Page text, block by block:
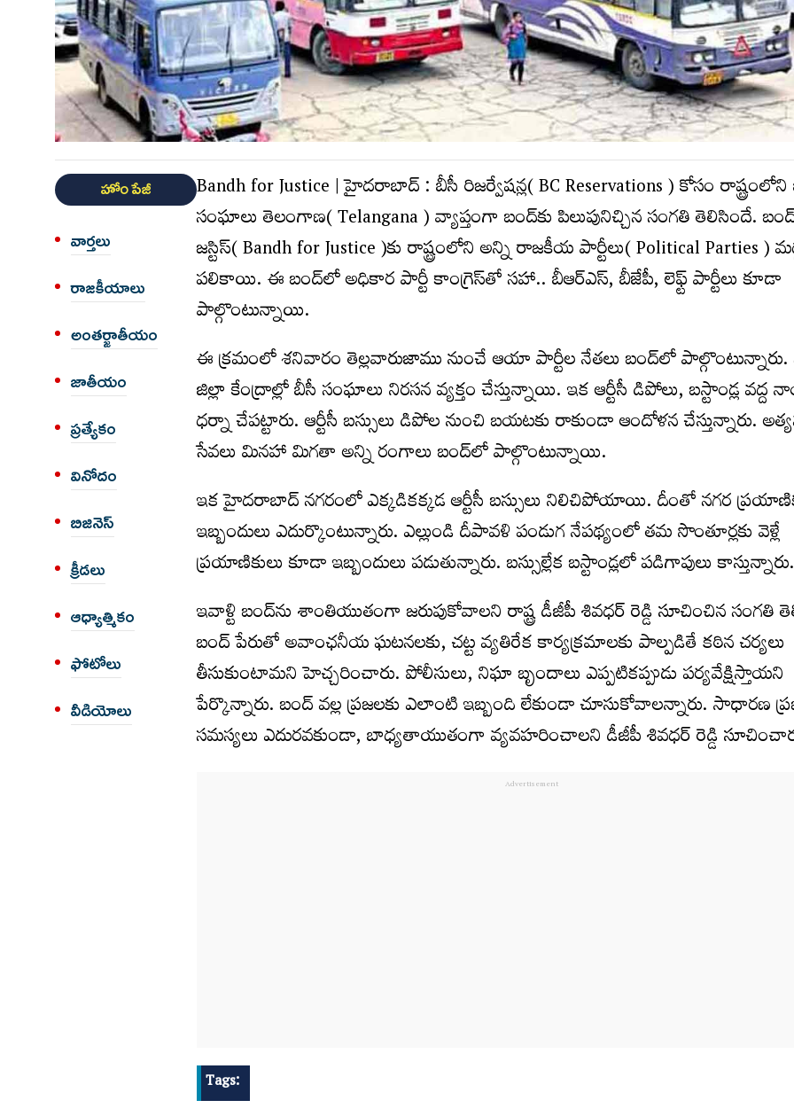
హోం పేజీ
వార్త‌లు
రాజకీయాలు
అంత‌ర్జాతీయం
జాతీయం
ప్రత్యేకం
వినోదం
బిజినెస్
క్రీడలు
ఆధ్యాత్మికం
ఫోటోలు
వీడియోలు
Bandh for Justice | హైద‌రాబాద్ : బీసీ రిజ‌ర్వేష‌న్ల( BC Reservations ) కోసం
సంఘాలు తెలంగాణ( Telangana ) వ్యాప్తంగా బంద్‌కు పిలుపునిచ్చిన సంగ‌తి తెలిసిందే.
జ‌స్టిస్‌( Bandh for Justice )కు రాష్ట్రంలోని అన్ని రాజ‌కీయ పార్టీలు( Political Parties )
ప‌లికాయి. ఈ బంద్‌లో అధికార పార్టీ కాంగ్రెస్‌తో స‌హా.. బీఆర్ఎస్, బీజేపీ, లెఫ్ట్ పార్టీలు కూడా
పాల్గొంటున్నాయి.
ఈ క్ర‌మంలో శ‌నివారం తెల్ల‌వారుజాము నుంచే ఆయా పార్టీల నేత‌లు బంద్‌లో
జిల్లా కేంద్రాల్లో బీసీ సంఘాలు నిర‌స‌న వ్య‌క్తం చేస్తున్నాయి. ఇక ఆర్టీసీ డిపోలు, బ‌స్టాండ్ల వ‌ద్ద
ధ‌ర్నా చేప‌ట్టారు. ఆర్టీసీ బ‌స్సులు డిపోల నుంచి బ‌య‌ట‌కు రాకుండా ఆందోళ‌న చేస్తున్నారు.
సేవ‌లు మిన‌హా మిగ‌తా అన్ని రంగాలు బంద్‌లో పాల్గొంటున్నాయి.
ఇక హైద‌రాబాద్ న‌గ‌రంలో ఎక్క‌డిక‌క్క‌డ ఆర్టీసీ బ‌స్సులు నిలిచిపోయాయి. దీంతో న‌గ‌ర
ఇబ్బందులు ఎదుర్కొంటున్నారు. ఎల్లుండి దీపావ‌ళి పండుగ నేప‌థ్యంలో తమ సొంతూర్ల‌కు వెళ్లే
ప్ర‌యాణికులు కూడా ఇబ్బందులు ప‌డుతున్నారు. బ‌స్సుల్లేక బ‌స్టాండ్ల‌లో పడిగాపులు కాస్తున్నారు.
ఇవాళ్టి బంద్‌ను శాంతియుతంగా జ‌రుపుకోవాల‌ని రాష్ట్ర డీజీపీ శివ‌ధ‌ర్ రెడ్డి సూచించిన సంగ‌తి
బంద్ పేరుతో అవాంఛ‌నీయ ఘ‌ట‌న‌ల‌కు, చ‌ట్ట వ్య‌తిరేక కార్య‌క్ర‌మాల‌కు పాల్ప‌డితే క‌ఠిన చ‌ర్య‌లు
తీసుకుంటామ‌ని హెచ్చ‌రించారు. పోలీసులు, నిఘా బృందాలు ఎప్ప‌టిక‌ప్పుడు ప‌ర్య‌వేక్షిస్తాయ‌ని
పేర్కొన్నారు. బంద్ వ‌ల్ల ప్ర‌జ‌ల‌కు ఎలాంటి ఇబ్బంది లేకుండా చూసుకోవాల‌న్నారు. సాధార‌ణ
స‌మ‌స్య‌లు ఎదుర‌వ‌కుండా, బాధ్య‌తాయుతంగా వ్య‌వ‌హ‌రించాల‌ని డీజీపీ శివ‌ధ‌ర్ రెడ్డి
Tags: